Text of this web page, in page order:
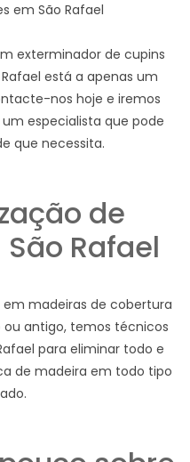
em São Rafael
exterminador de cupins
está a apenas um
nos hoje e iremos
especialista que pode
que necessita.
de
Rafael
madeiras de cobertura
ou antigo, temos técnicos
para eliminar todo e
de madeira em todo tipo